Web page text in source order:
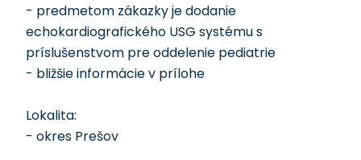
- predmetom zákazky je dodanie
echokardiografického USG systému s
príslušenstvom pre oddelenie pediatrie
- bližšie informácie v prílohe
Lokalita:
- okres Prešov